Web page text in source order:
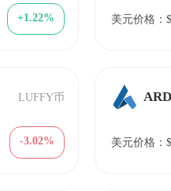
+1.22%
LUFFY币
-3.02%
美元价格：
美元价格：